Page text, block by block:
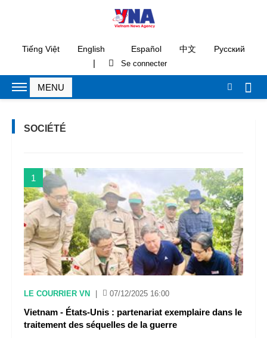
Tiếng Việt English Español 中文 Русский
|
SOCIÉTÉ
1
LE COURRIER VN 07/12/2025 16:00
Vietnam - États-Unis : partenariat exemplaire dans le
traitement des séquelles de la guerre